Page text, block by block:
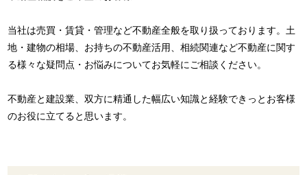
当社は売買・賃貸・管理など不動産全般を取り扱っております。土
地・建物の相場、お持ちの不動産活用、相続関連など不動産に関す
る様々な疑問点・お悩みについてお気軽にご相談ください。
不動産と建設業、双方に精通した幅広い知識と経験できっとお客様
のお役に立てると思います。